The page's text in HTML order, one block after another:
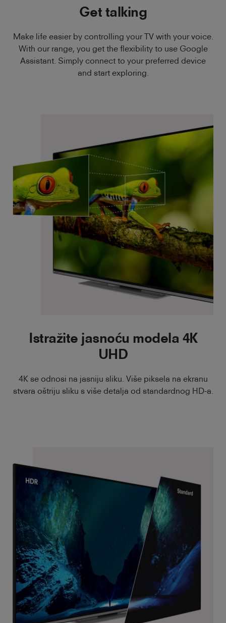
Get talking
Make life easier by controlling your TV with your voice.
With our range, you get the flexibility to use Google
Assistant. Simply connect to your preferred device
and start exploring.
Istražite jasnoću modela 4K
UHD
4K se odnosi na jasniju sliku. Više piksela na ekranu
stvara oštriju sliku s više detalja od standardnog HD-a.